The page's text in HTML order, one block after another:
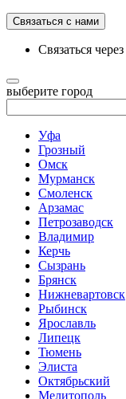
Связаться с нами
Связаться через
выберите город
Уфа
Грозный
Омск
Мурманск
Смоленск
Арзамас
Петрозаводск
Владимир
Керчь
Сызрань
Брянск
Нижневартовск
Рыбинск
Ярославль
Липецк
Тюмень
Элиста
Октябрьский
Мелитополь